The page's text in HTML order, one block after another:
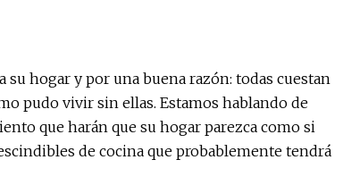
hogar y por una buena razón: todas cuestan
pudo vivir sin ellas. Estamos hablando de
que harán que su hogar parezca como si
de cocina que probablemente tendrá